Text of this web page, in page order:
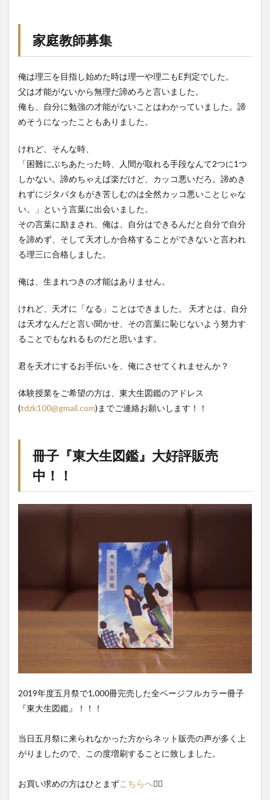
家庭教師募集
俺は理三を目指し始めた時は理一や理二もE判定でした。
父は才能がないから無理だ諦めろと言いました。
俺も、自分に勉強の才能がないことはわかっていました。諦
めそうになったこともありました。
けれど、そんな時、
「困難にぶちあたった時、人間が取れる手段なんて2つに1つ
しかない。諦めちゃえば楽だけど、カッコ悪いだろ。諦めき
れずにジタバタもがき苦しむのは全然カッコ悪いことじゃな
い。」という言葉に出会いました。
その言葉に励まされ、俺は、自分はできるんだと自分で自分
を諦めず、そして天才しか合格することができないと言われ
る理三に合格しました。
俺は、生まれつきの才能はありません。
けれど、天才に「なる」ことはできました。 天才とは、自分
は天才なんだと言い聞かせ、その言葉に恥じないよう努力す
ることでもなれるものだと思います。
君を天才にするお手伝いを、俺にさせてくれませんか？
体験授業をご希望の方は、東大生図鑑のアドレス
(tdzk100@gmail.com)までご連絡お願いします！！
冊子『東大生図鑑』大好評販売
中！！
2019年度五月祭で1,000冊完売した全ページフルカラー冊子
『東大生図鑑』！！！
当日五月祭に来られなかった方からネット販売の声が多く上
がりましたので、この度増刷することに致しました。
お買い求めの方はひとまずこちらへ💁‍♀️